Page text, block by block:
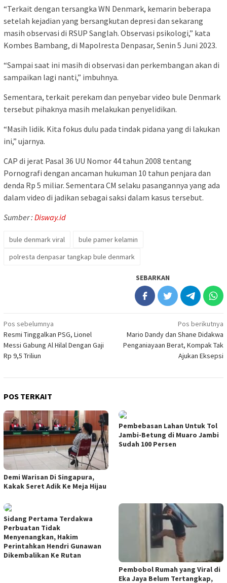
“Terkait dengan tersangka WN Denmark, kemarin beberapa
setelah kejadian yang bersangkutan depresi dan sekarang
masih observasi di RSUP Sanglah. Observasi psikologi,” kata
Kombes Bambang, di Mapolresta Denpasar, Senin 5 Juni 2023.
“Sampai saat ini masih di observasi dan perkembangan akan di
sampaikan lagi nanti,” imbuhnya.
Sementara, terkait perekam dan penyebar video bule Denmark
tersebut pihaknya masih melakukan penyelidikan.
“Masih lidik. Kita fokus dulu pada tindak pidana yang di lakukan
ini,” ujarnya.
CAP di jerat Pasal 36 UU Nomor 44 tahun 2008 tentang
Pornografi dengan ancaman hukuman 10 tahun penjara dan
denda Rp 5 miliar. Sementara CM selaku pasangannya yang ada
dalam video di jadikan sebagai saksi dalam kasus tersebut.
Sumber : Disway.id
bule denmark viral
bule pamer kelamin
polresta denpasar tangkap bule denmark
SEBARKAN
Navigasi
pos
Pos sebelumnya
Resmi Tinggalkan PSG, Lionel
Messi Gabung Al Hilal Dengan Gaji
Rp 9,5 Triliun
Pos berikutnya
Mario Dandy dan Shane Didakwa
Penganiayaan Berat, Kompak Tak
Ajukan Eksepsi
POS TERKAIT
Demi Warisan Di Singapura,
Kakak Seret Adik Ke Meja Hijau
Pembebasan Lahan Untuk Tol
Jambi-Betung di Muaro Jambi
Sudah 100 Persen
Sidang Pertama Terdakwa
Perbuatan Tidak
Menyenangkan, Hakim
Perintahkan Hendri Gunawan
Dikembalikan Ke Rutan
Pembobol Rumah yang Viral di
Eka Jaya Belum Tertangkap,